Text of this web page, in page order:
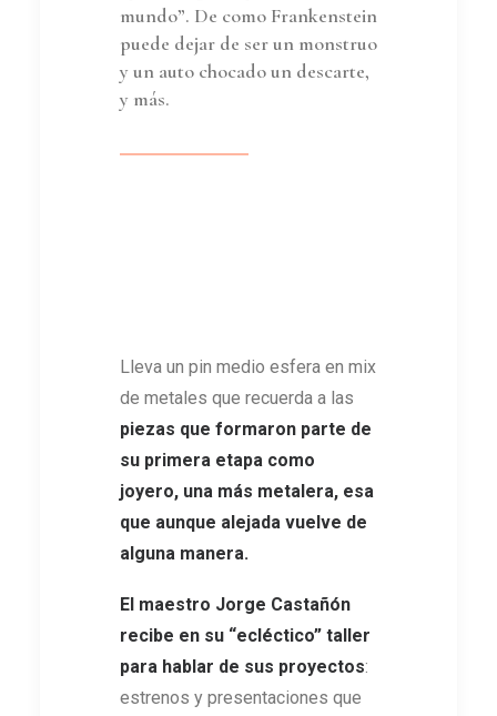
mundo”. De como Frankenstein
puede dejar de ser un monstruo
y un auto chocado un descarte,
y más.
Lleva un pin medio esfera en mix
de metales que recuerda a las
piezas que formaron parte de
su primera etapa como
joyero, una más metalera, esa
que aunque alejada vuelve de
alguna manera.
El maestro Jorge Castañón
recibe en su “ecléctico” taller
para hablar de sus proyectos:
estrenos y presentaciones que